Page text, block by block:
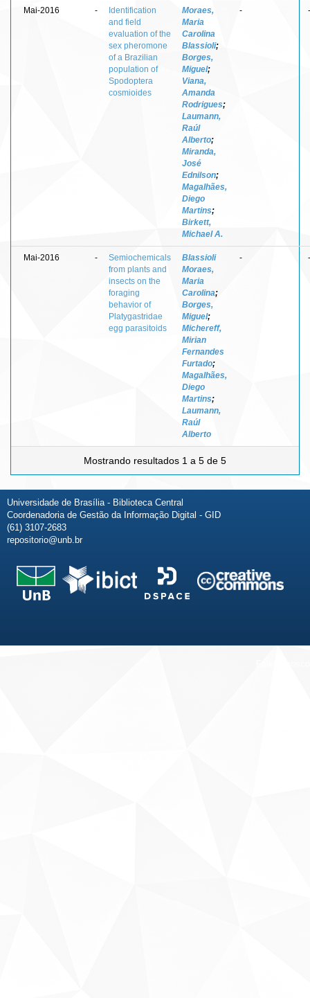
Mai-2016 -
Identification
and field
evaluation of the
sex pheromone
of a Brazilian
population of
Spodoptera
cosmioides
Moraes,
Maria
Carolina
Blassioli;
Borges,
Miguel;
Viana,
Amanda
Rodrigues;
Laumann,
Raúl
Alberto;
Miranda,
José
Ednilson;
Magalhães,
Diego
Martins;
Birkett,
Michael A.
- -
Mai-2016 -
Semiochemicals
from plants and
insects on the
foraging
behavior of
Platygastridae
egg parasitoids
Blassioli
Moraes,
Maria
Carolina;
Borges,
Miguel;
Michereff,
Mirian
Fernandes
Furtado;
Magalhães,
Diego
Martins;
Laumann,
Raúl
Alberto
- -
Mostrando resultados 1 a 5 de 5
Universidade de Brasília - Biblioteca Central
Coordenadoria de Gestão da Informação Digital - GID
(61) 3107-2683
repositorio@unb.br